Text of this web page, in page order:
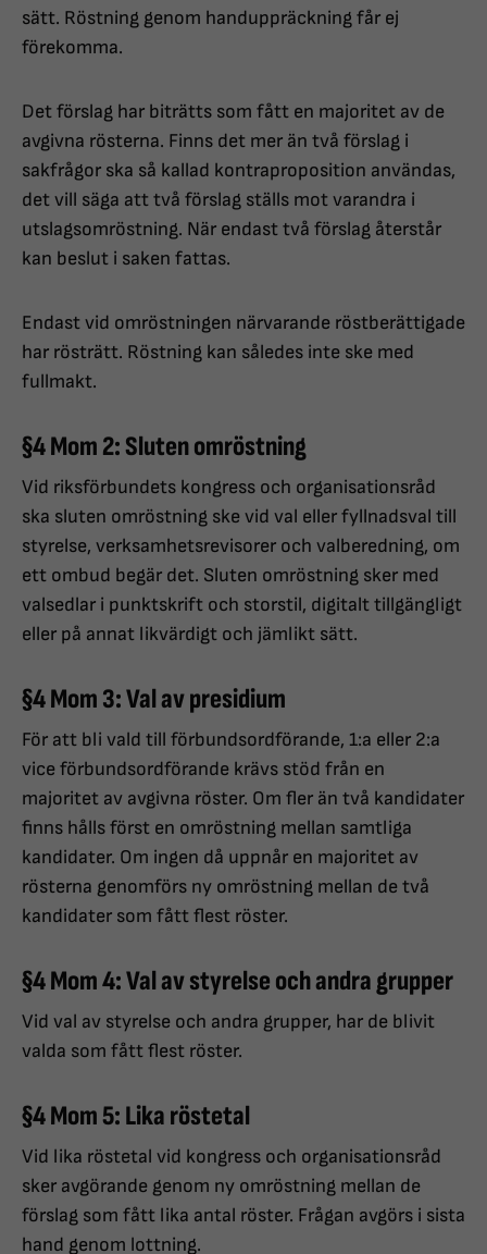
sätt. Röstning genom handuppräckning får ej
förekomma.
Det förslag har biträtts som fått en majoritet av de
avgivna rösterna. Finns det mer än två förslag i
sakfrågor ska så kallad kontraproposition användas,
det vill säga att två förslag ställs mot varandra i
utslagsomröstning. När endast två förslag återstår
kan beslut i saken fattas.
Endast vid omröstningen närvarande röstberättigade
har rösträtt. Röstning kan således inte ske med
fullmakt.
§4 Mom 2: Sluten omröstning
Vid riksförbundets kongress och organisationsråd
ska sluten omröstning ske vid val eller fyllnadsval till
styrelse, verksamhetsrevisorer och valberedning, om
ett ombud begär det. Sluten omröstning sker med
valsedlar i punktskrift och storstil, digitalt tillgängligt
eller på annat likvärdigt och jämlikt sätt.
§4 Mom 3: Val av presidium
För att bli vald till förbundsordförande, 1:a eller 2:a
vice förbundsordförande krävs stöd från en
majoritet av avgivna röster. Om fler än två kandidater
finns hålls först en omröstning mellan samtliga
kandidater. Om ingen då uppnår en majoritet av
rösterna genomförs ny omröstning mellan de två
kandidater som fått flest röster.
§4 Mom 4: Val av styrelse och andra grupper
Vid val av styrelse och andra grupper, har de blivit
valda som fått flest röster.
§4 Mom 5: Lika röstetal
Vid lika röstetal vid kongress och organisationsråd
sker avgörande genom ny omröstning mellan de
förslag som fått lika antal röster. Frågan avgörs i sista
hand genom lottning.